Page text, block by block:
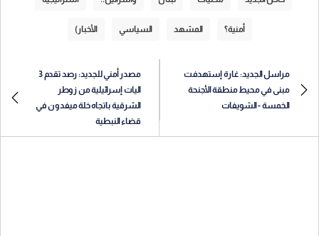
أمنية؟ المشهد السياسي الأخبار)
مراسل الجديد: غارة إستهدفت
مبنى في محيط منطقة الأجنحة
الخمسة - الشويفات
مصدر أمني للجديد: رصد تقدم 3
اليات إسرائيلية من زوطر
الشرقية باتجاه خلة ميفدون في
قضاء النبطية